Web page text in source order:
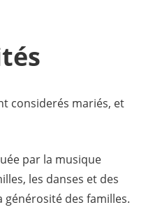
considerés mariés, et
par la musique
les danses et des
des familles.